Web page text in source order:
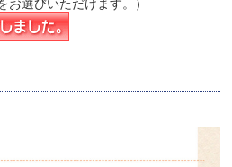
お選びいただけます。）